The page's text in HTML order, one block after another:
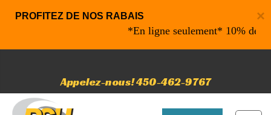
×
PROFITEZ DE NOS RABAIS
*En ligne seulement* 10% de
Appelez-nous! 450-462-9767